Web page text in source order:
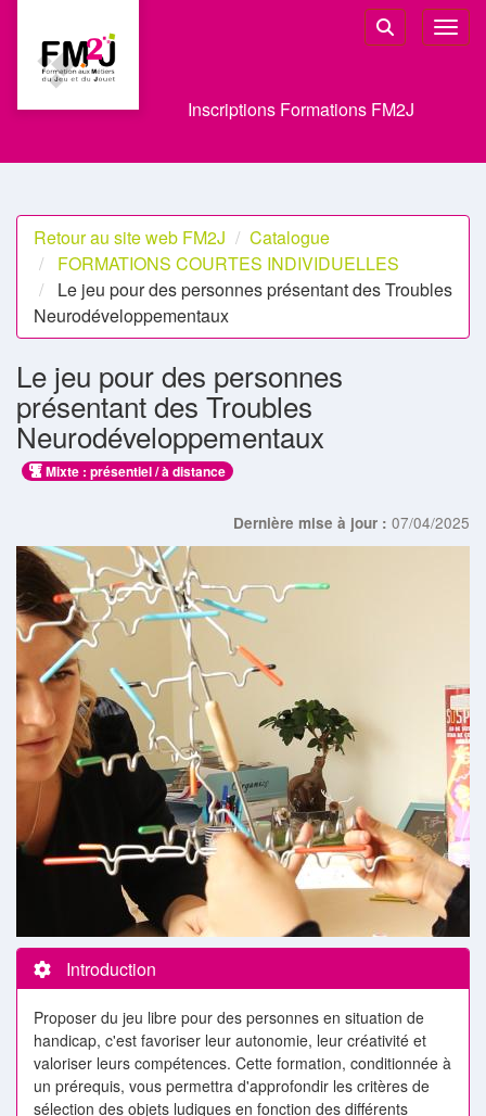
Rechercher
Inscriptions Formations FM2J
Retour au site web FM2J
Catalogue
FORMATIONS COURTES INDIVIDUELLES
Le jeu pour des personnes présentant des Troubles
Neurodéveloppementaux
Le jeu pour des personnes
présentant des Troubles
Neurodéveloppementaux
Mixte : présentiel / à distance
Dernière mise à jour : 07/04/2025
Introduction
Proposer du jeu libre pour des personnes en situation de
handicap, c'est favoriser leur autonomie, leur créativité et
valoriser leurs compétences. Cette formation, conditionnée à
un prérequis, vous permettra d'approfondir les critères de
sélection des objets ludiques en fonction des différents